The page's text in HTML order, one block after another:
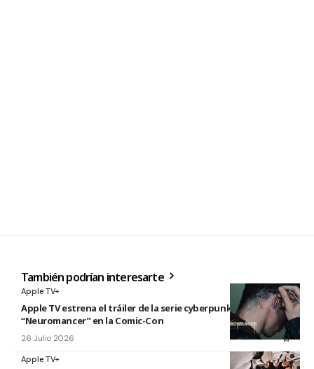
También podrían interesarte
Apple TV+
Apple TV estrena el tráiler de la serie cyberpunk
“Neuromancer” en la Comic-Con
26 Julio 2026
Apple TV+